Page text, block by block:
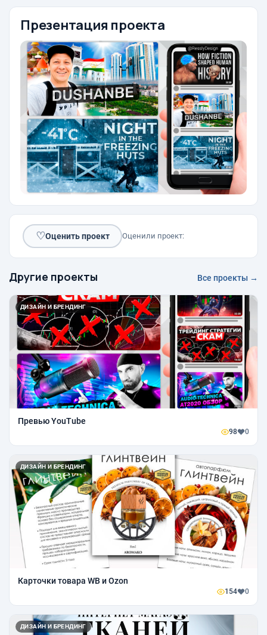
Презентация проекта
♡Оценить проект Оценили проект:
Другие проекты Все проекты →
ДИЗАЙН И БРЕНДИНГ
Превью YouTube
98 0
ДИЗАЙН И БРЕНДИНГ
Карточки товара WB и Ozon
154 0
ДИЗАЙН И БРЕНДИНГ